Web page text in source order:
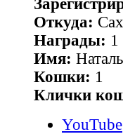
Откуда:
Награды: 1
Имя:
Кошки: 1
Клички
YouTube